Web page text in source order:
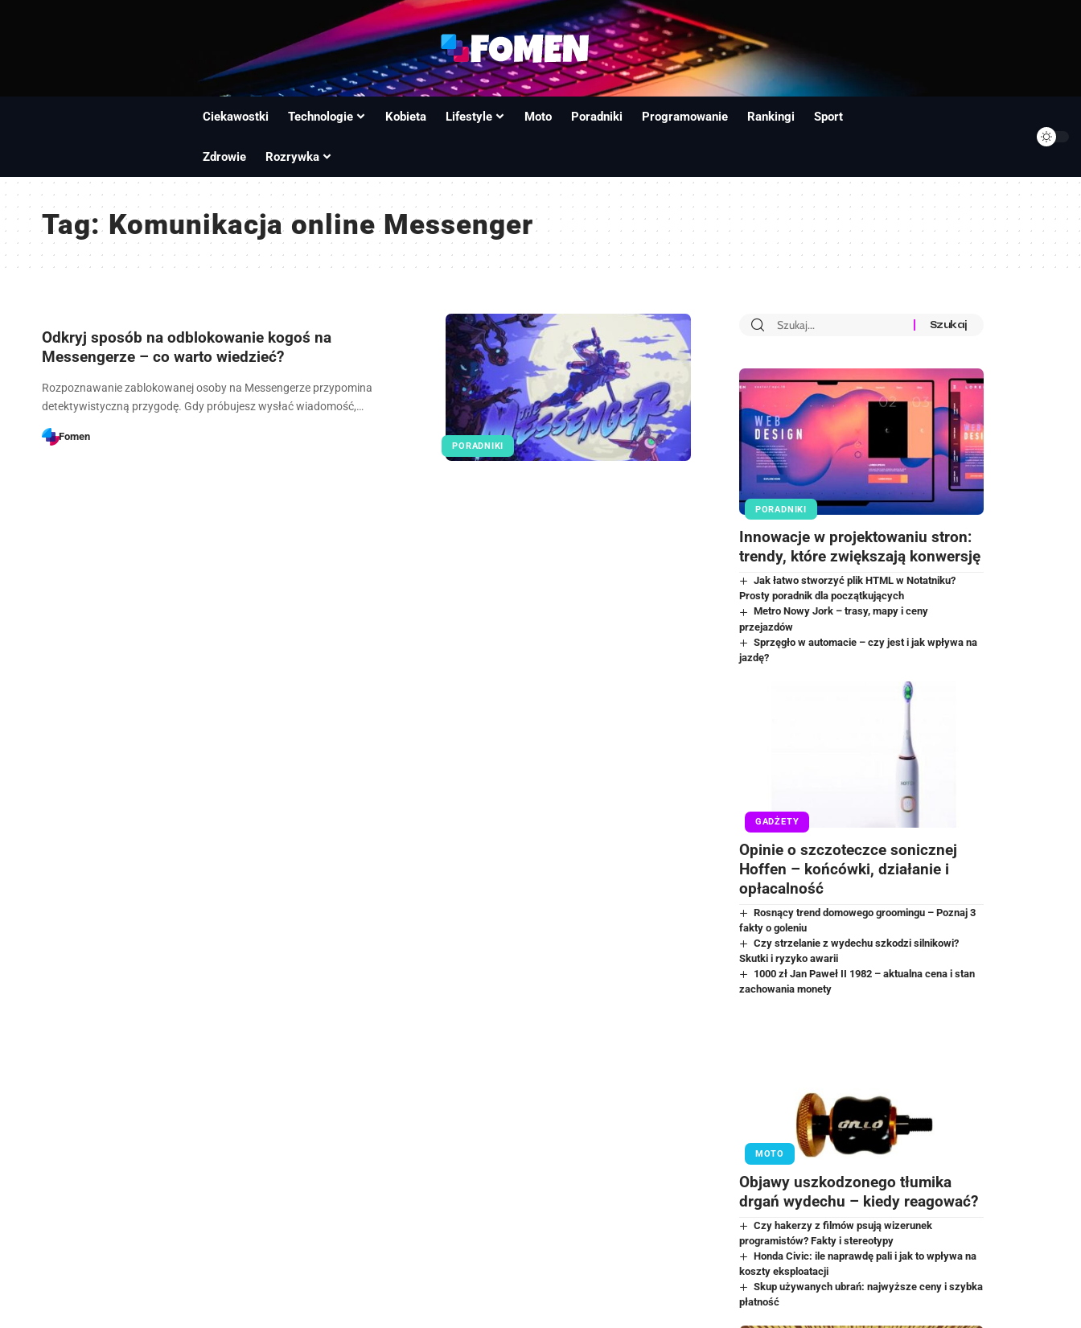
Ciekawostki Technologie Kobieta Lifestyle Moto Poradniki Programowanie Rankingi Sport
Zdrowie Rozrywka
Tag:Komunikacja online Messenger
PORADNIKI
Odkryj sposób na odblokowanie kogoś na
Messengerze – co warto wiedzieć?
Rozpoznawanie zablokowanej osoby na Messengerze przypomina
detektywistyczną przygodę. Gdy próbujesz wysłać wiadomość,…
Fomen
PORADNIKI
Innowacje w projektowaniu stron:
trendy, które zwiększają konwersję
Jak łatwo stworzyć plik HTML w Notatniku?
Prosty poradnik dla początkujących
Metro Nowy Jork – trasy, mapy i ceny
przejazdów
Sprzęgło w automacie – czy jest i jak wpływa na
jazdę?
GADŻETY
Opinie o szczoteczce sonicznej
Hoffen – końcówki, działanie i
opłacalność
Rosnący trend domowego groomingu – Poznaj 3
fakty o goleniu
Czy strzelanie z wydechu szkodzi silnikowi?
Skutki i ryzyko awarii
1000 zł Jan Paweł II 1982 – aktualna cena i stan
zachowania monety
MOTO
Objawy uszkodzonego tłumika
drgań wydechu – kiedy reagować?
Czy hakerzy z filmów psują wizerunek
programistów? Fakty i stereotypy
Honda Civic: ile naprawdę pali i jak to wpływa na
koszty eksploatacji
Skup używanych ubrań: najwyższe ceny i szybka
płatność